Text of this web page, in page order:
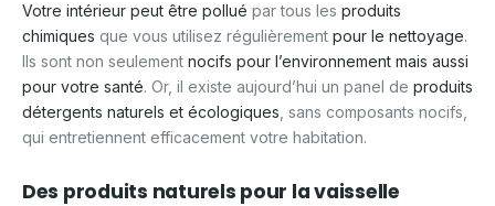
Votre intérieur peut être pollué par tous les produits
chimiques que vous utilisez régulièrement pour le nettoyage.
Ils sont non seulement nocifs pour l’environnement mais aussi
pour votre santé. Or, il existe aujourd’hui un panel de produits
détergents naturels et écologiques , sans composants nocifs,
qui entretiennent efficacement votre habitation.
Des produits naturels pour la vaisselle